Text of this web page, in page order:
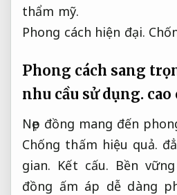
thẩm mỹ.
Phong cách hiện đại.
Phong cách sang
nhu cầu sử dụng. cao
Nẹp đồng mang đến
Chống thấm hiệu quả.
gian. Kết cấu. Bền
đồng ấm áp dễ dàng